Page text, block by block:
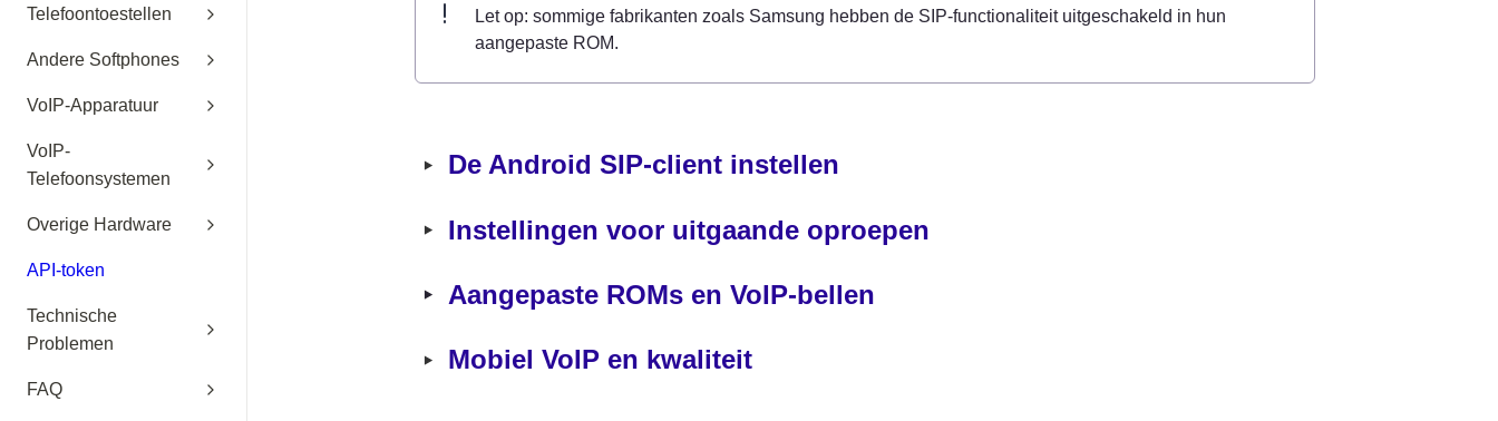
Telefoontoestellen
Andere Softphones
VoIP-Apparatuur
VoIP-
Telefoonsystemen
Overige Hardware
API-token
Technische
Problemen
FAQ
Let op: sommige fabrikanten zoals Samsung hebben de SIP-functionaliteit uitgeschakeld in hun
aangepaste ROM.
‣ De Android SIP-client instellen
‣ Instellingen voor uitgaande oproepen
‣ Aangepaste ROMs en VoIP-bellen
‣ Mobiel VoIP en kwaliteit